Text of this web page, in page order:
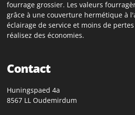
fourrage grossier. Les valeurs
grâce à une couverture hermétique à
éclairage de service et moins de
réalisez des économies.
Contact
Huningspaed 4a
8567 LL Oudemirdum